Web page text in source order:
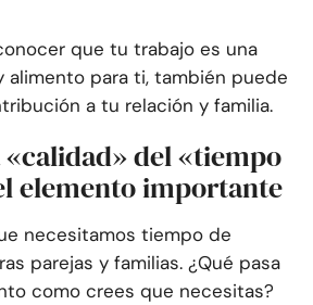
que tu trabajo es una
alimento para ti, también puede
a tu relación y familia.
«calidad» del «tiempo
elemento importante
necesitamos tiempo de
parejas y familias. ¿Qué pasa
como crees que necesitas?